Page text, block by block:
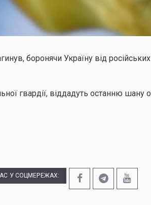
боронячи Україну від російських
гвардії, віддадуть останню шану о
У СОЦМЕРЕЖАХ: